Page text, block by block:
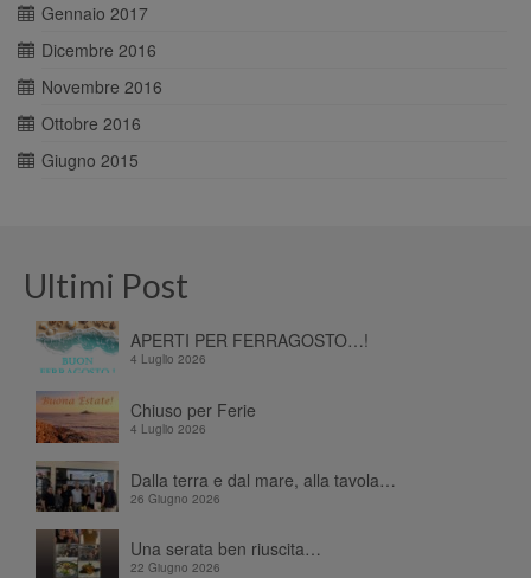
Gennaio 2017
Dicembre 2016
Novembre 2016
Ottobre 2016
Giugno 2015
Ultimi Post
APERTI PER FERRAGOSTO…!
4 Luglio 2026
Chiuso per Ferie
4 Luglio 2026
Dalla terra e dal mare, alla tavola…
26 Giugno 2026
Una serata ben riuscita…
22 Giugno 2026